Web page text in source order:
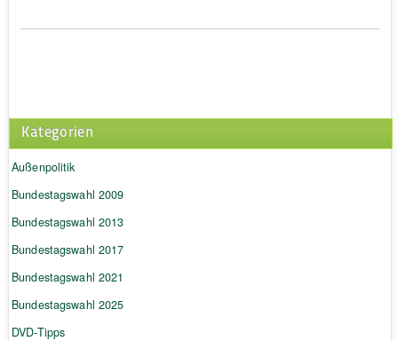
Kategorien
Außenpolitik
Bundestagswahl 2009
Bundestagswahl 2013
Bundestagswahl 2017
Bundestagswahl 2021
Bundestagswahl 2025
DVD-Tipps